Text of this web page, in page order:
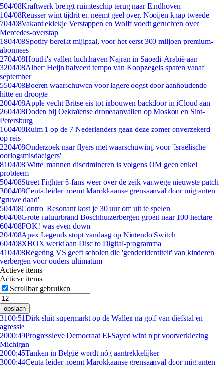
504/08Kraftwerk brengt ruimteschip terug naar Eindhoven
104/08Reusser wint tijdrit en neemt geel over, Nooijen knap tweede
704/08Vakantiekiekje Verstappen en Wolff voedt geruchten over
Mercedes-overstap
1804/08Spotify bereikt mijlpaal, voor het eerst 300 miljoen premium-
abonnees
2704/08Houthi's vallen luchthaven Najran in Saoedi-Arabië aan
3204/08Albert Heijn halveert tempo van Koopzegels sparen vanaf
september
5504/08Boeren waarschuwen voor lagere oogst door aanhoudende
hitte en droogte
2004/08Apple vecht Britse eis tot inbouwen backdoor in iCloud aan
2604/08Doden bij Oekraïense droneaanvallen op Moskou en Sint-
Petersburg
1604/08Ruim 1 op de 7 Nederlanders gaan deze zomer onverzekerd
op reis
2204/08Onderzoek naar flyers met waarschuwing voor 'Israëlische
oorlogsmisdadigers'
8104/08'Witte' mannen discrimineren is volgens OM geen enkel
probleem
504/08Street Fighter 6-fans weer over de zeik vanwege nieuwste patch
3004/08Ceuta-leider noemt Marokkaanse grensaanval door migranten
'gruweldaad'
504/08Control Resonant kost je 30 uur om uit te spelen
604/08Grote natuurbrand Boschhuizerbergen groeit naar 100 hectare
604/08FOK! was even down
204/08Apex Legends stopt vandaag op Nintendo Switch
604/08XBOX werkt aan Disc to Digital-programma
4104/08Regering VS geeft scholen die 'genderidentiteit' van kinderen
verbergen voor ouders ultimatum
Actieve items
Actieve items
Scrollbar gebruiken
opslaan
3100:51Dirk sluit supermarkt op de Wallen na golf van diefstal en
agressie
2000:49Progressieve Democraat El-Sayed wint nipt voorverkiezing
Michigan
2000:45Tanken in België wordt nóg aantrekkelijker
3000:44Ceuta-leider noemt Marokkaanse grensaanval door migranten